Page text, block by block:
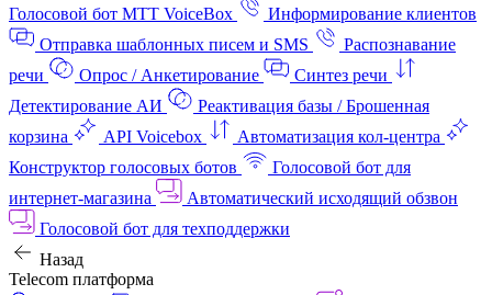
Голосовой бот МТТ VoiceBox
Информирование клиентов
Отправка шаблонных писем и SMS
Распознавание
речи
Опрос / Анкетирование
Синтез речи
Детектирование АИ
Реактивация базы / Брошенная
корзина
API Voicebox
Автоматизация кол‑центра
Конструктор голосовых ботов
Голосовой бот для
интернет‑магазина
Автоматический исходящий обзвон
Голосовой бот для техподдержки
Назад
Telecom платформа